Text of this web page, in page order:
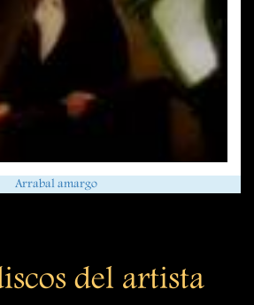
Arrabal amargo
del artista